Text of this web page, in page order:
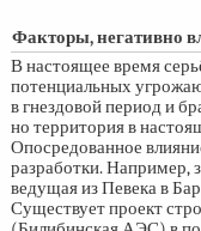
Факторы, негативно
В настоящее время
потенциальных
в гнездовой период и
но территория в
Опосредованное
разработки. Например,
ведущая из Певека в
Существует проект